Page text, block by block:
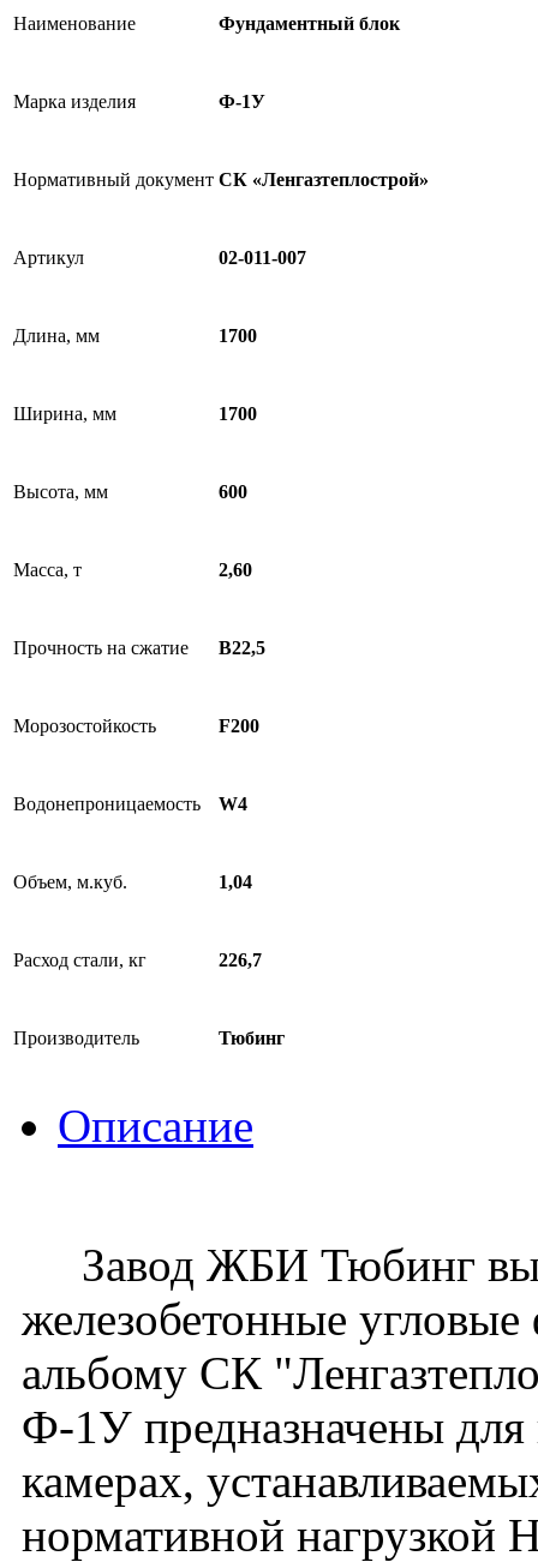
Наименование Фундаментный блок
Марка изделия Ф-1У
Нормативный документ СК «Ленгазтеплострой»
Артикул 02-011-007
Длина, мм 1700
Ширина, мм 1700
Высота, мм 600
Масса, т 2,60
Прочность на сжатие В22,5
Морозостойкость F200
Водонепроницаемость W4
Объем, м.куб. 1,04
Расход стали, кг 226,7
Производитель Тюбинг
Описание
Завод ЖБИ Тюбинг
железобетонные
альбому СК
Ф-1У предназначены для
камерах,
нормативной нагрузкой